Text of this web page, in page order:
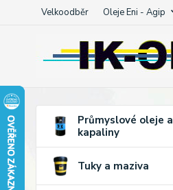
Velkoodběr Oleje Eni - Agip
Průmyslové oleje a
kapaliny
Tuky a maziva